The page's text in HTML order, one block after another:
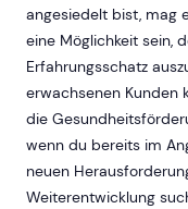
angesiedelt bist, mag
eine Möglichkeit sein,
Erfahrungsschatz
erwachsenen Kunden
die
wenn du bereits im
neuen
Weiterentwicklung